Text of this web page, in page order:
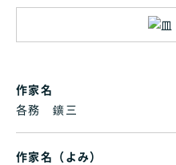
作家名
各務 鑛三
作家名（よみ）